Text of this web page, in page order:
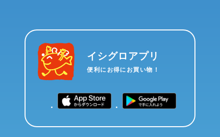
イシグロアプリ
便利にお得にお買い物！